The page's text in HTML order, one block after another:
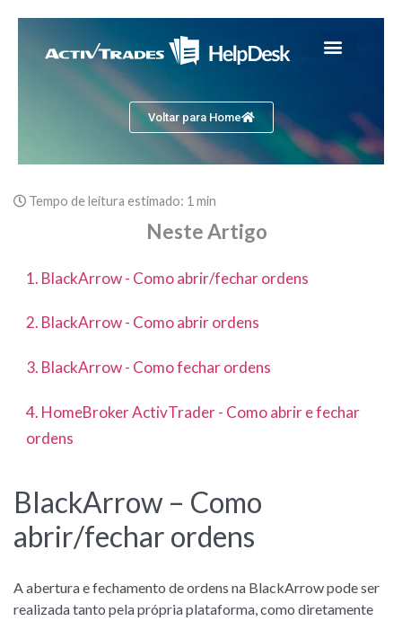
Voltar para Home
Tempo de leitura estimado: 1 min
Neste Artigo
1. BlackArrow - Como abrir/fechar ordens
2. BlackArrow - Como abrir ordens
3. BlackArrow - Como fechar ordens
4. HomeBroker ActivTrader - Como abrir e fechar
ordens
BlackArrow – Como
abrir/fechar ordens
A abertura e fechamento de ordens na BlackArrow pode ser
realizada tanto pela própria plataforma, como diretamente